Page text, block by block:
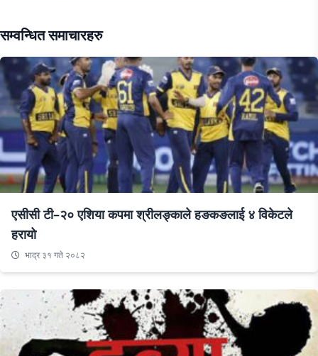
सम्वन्धित समाचारहरु
एसीसी टी–२० एशिया कपमा श्रीलङ्काले हङकङलाई ४ विकेटले
हरायो
भाद्र ३१ गते २०८२